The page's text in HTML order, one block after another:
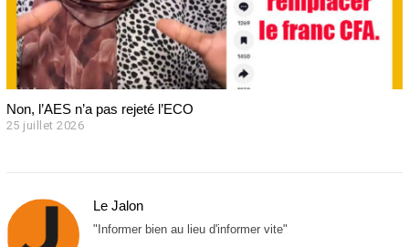
Non, l’AES n’a pas rejeté l’ECO
25 juillet 2026
Le Jalon
"Informer bien au lieu d'informer vite"